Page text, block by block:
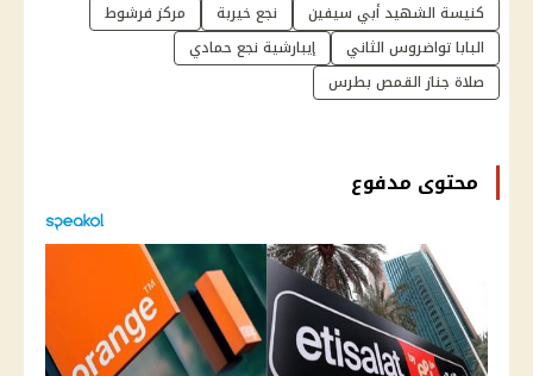
كنيسة الشهيد أبي سيفين
نجع خيربة
مركز فرشوط
البابا تواضروس الثاني
إيبارشية نجع حمادي
صلاة جناز القمص بطرس
محتوى مدفوع